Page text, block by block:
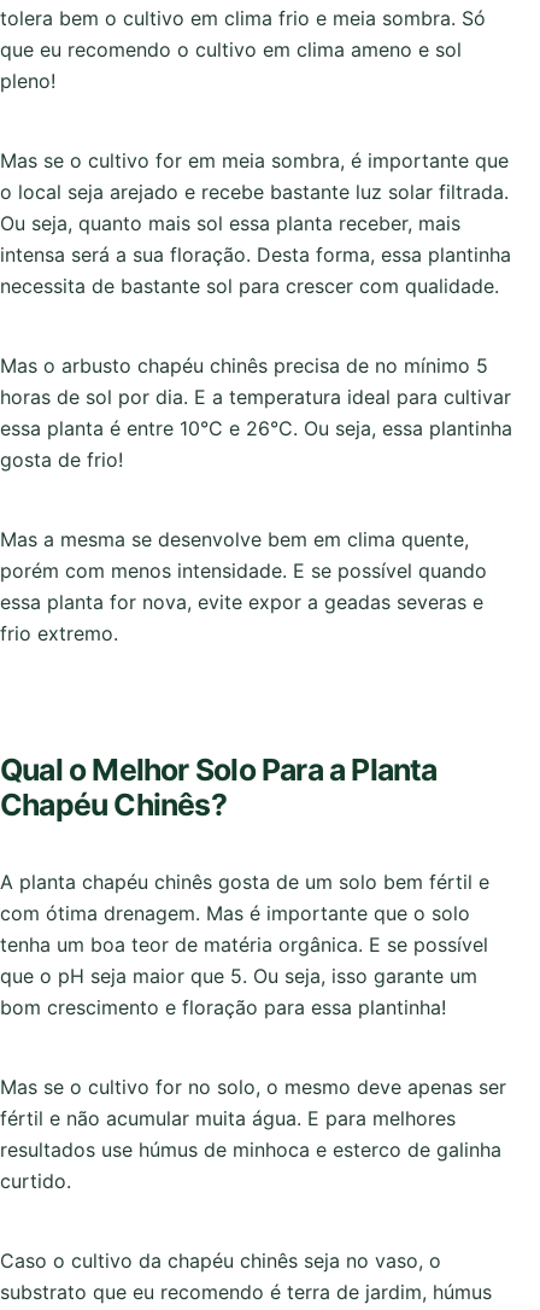
tolera bem o cultivo em clima frio e meia sombra. Só
que eu recomendo o cultivo em clima ameno e sol
pleno!
Mas se o cultivo for em meia sombra, é importante que
o local seja arejado e recebe bastante luz solar filtrada.
Ou seja, quanto mais sol essa planta receber, mais
intensa será a sua floração. Desta forma, essa plantinha
necessita de bastante sol para crescer com qualidade.
Mas o arbusto chapéu chinês precisa de no mínimo 5
horas de sol por dia. E a temperatura ideal para cultivar
essa planta é entre 10°C e 26°C. Ou seja, essa plantinha
gosta de frio!
Mas a mesma se desenvolve bem em clima quente,
porém com menos intensidade. E se possível quando
essa planta for nova, evite expor a geadas severas e
frio extremo.
Qual o Melhor Solo Para a Planta
Chapéu Chinês?
A planta chapéu chinês gosta de um solo bem fértil e
com ótima drenagem. Mas é importante que o solo
tenha um boa teor de matéria orgânica. E se possível
que o pH seja maior que 5. Ou seja, isso garante um
bom crescimento e floração para essa plantinha!
Mas se o cultivo for no solo, o mesmo deve apenas ser
fértil e não acumular muita água. E para melhores
resultados use húmus de minhoca e esterco de galinha
curtido.
Caso o cultivo da chapéu chinês seja no vaso, o
substrato que eu recomendo é terra de jardim, húmus